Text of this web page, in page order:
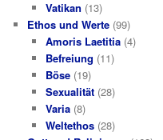
Vatikan (13)
Ethos und Werte (99)
Amoris Laetitia(4)
Befreiung (11)
Böse(19)
Sexualität(28)
Varia(8)
Weltethos(28)